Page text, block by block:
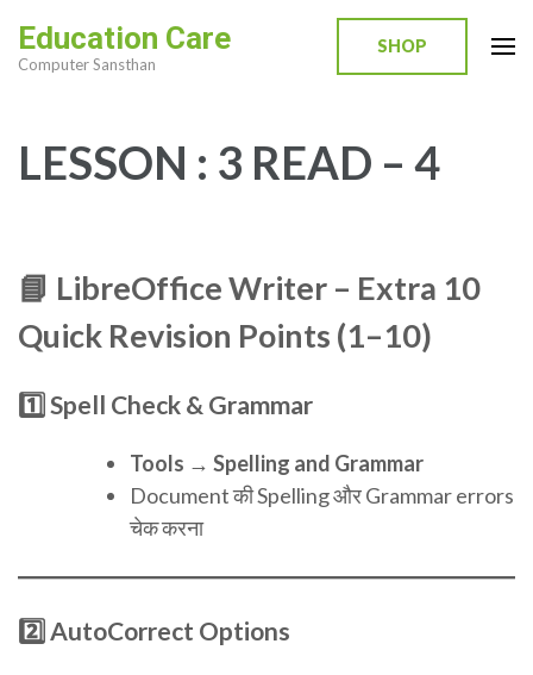
content
Enter)
Education Care
Computer Sansthan
SHOP
LESSON : 3 READ – 4
📘 LibreOffice Writer – Extra 10
Quick Revision Points (1–10)
1️⃣ Spell Check & Grammar
Tools → Spelling and Grammar
Document की Spelling और Grammar errors
चेक करना
2️⃣ AutoCorrect Options